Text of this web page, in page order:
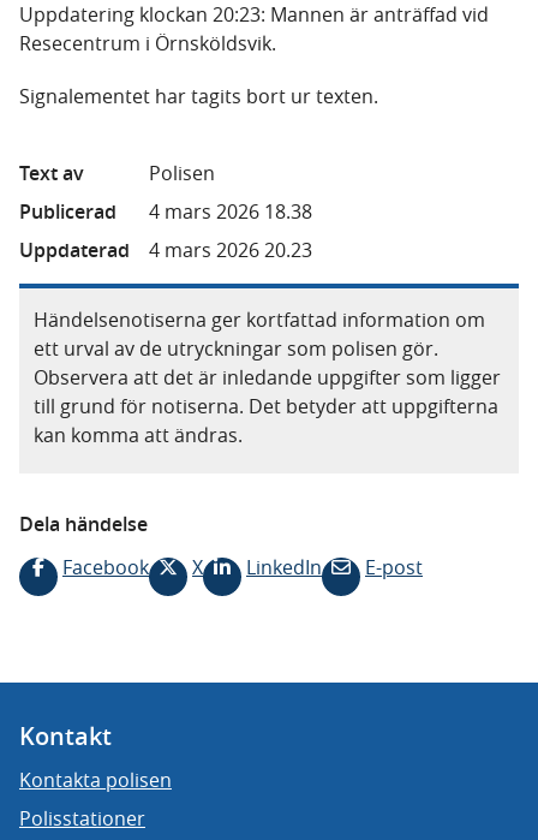
Uppdatering klockan 20:23: Mannen är anträffad vid
Resecentrum i Örnsköldsvik.
Signalementet har tagits bort ur texten.
Text av
Polisen
Publicerad
4 mars 2026 18.38
Uppdaterad
4 mars 2026 20.23
Händelsenotiserna ger kortfattad information om
ett urval av de utryckningar som polisen gör.
Observera att det är inledande uppgifter som ligger
till grund för notiserna. Det betyder att uppgifterna
kan komma att ändras.
Dela händelse
Facebook
X LinkedIn E-post
Kontakt
Kontakta polisen
Polisstationer